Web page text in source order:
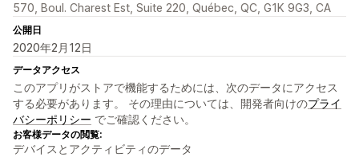
570, Boul. Charest Est, Suite 220, Québec, QC, G1K 9G3, CA
公開日
2020年2月12日
データアクセス
このアプリがストアで機能するためには、次のデータにアクセス
する必要があります。 その理由については、開発者向けのプライ
バシーポリシー でご確認ください。
お客様データの閲覧:
デバイスとアクティビティのデータ